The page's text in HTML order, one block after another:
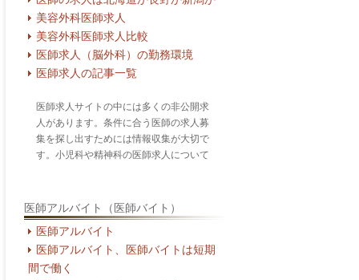
美容外科医師求人
美容外科医師求人比較
医師求人（脳外科）の勤務環境
医師求人の記事一覧
医師求人サイトの中には多くの非公開求
人があります。条件に合う医師の求人募
集を探し出すためには情報収集が大切で
す。小児科や精神科の医師求人について
医師アルバイト（医師バイト）
医師アルバイト
医師アルバイト、医師バイトは短期
間で働く